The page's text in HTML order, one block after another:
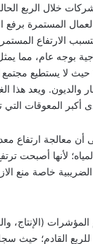
خلال الربع
المستمرة برفع
الارتفاع
بوجه عام، مما
حيث لا يستطيع
والديون. ويعد
أكبر المعوقات التي
معالجة ارتفاع
لأنها أصبحت
خاصة منع
(الإنتاج،